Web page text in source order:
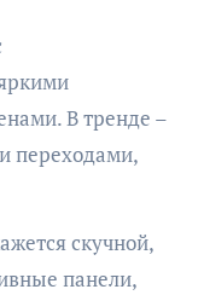
В тренде –
переходами,
скучной,
панели,